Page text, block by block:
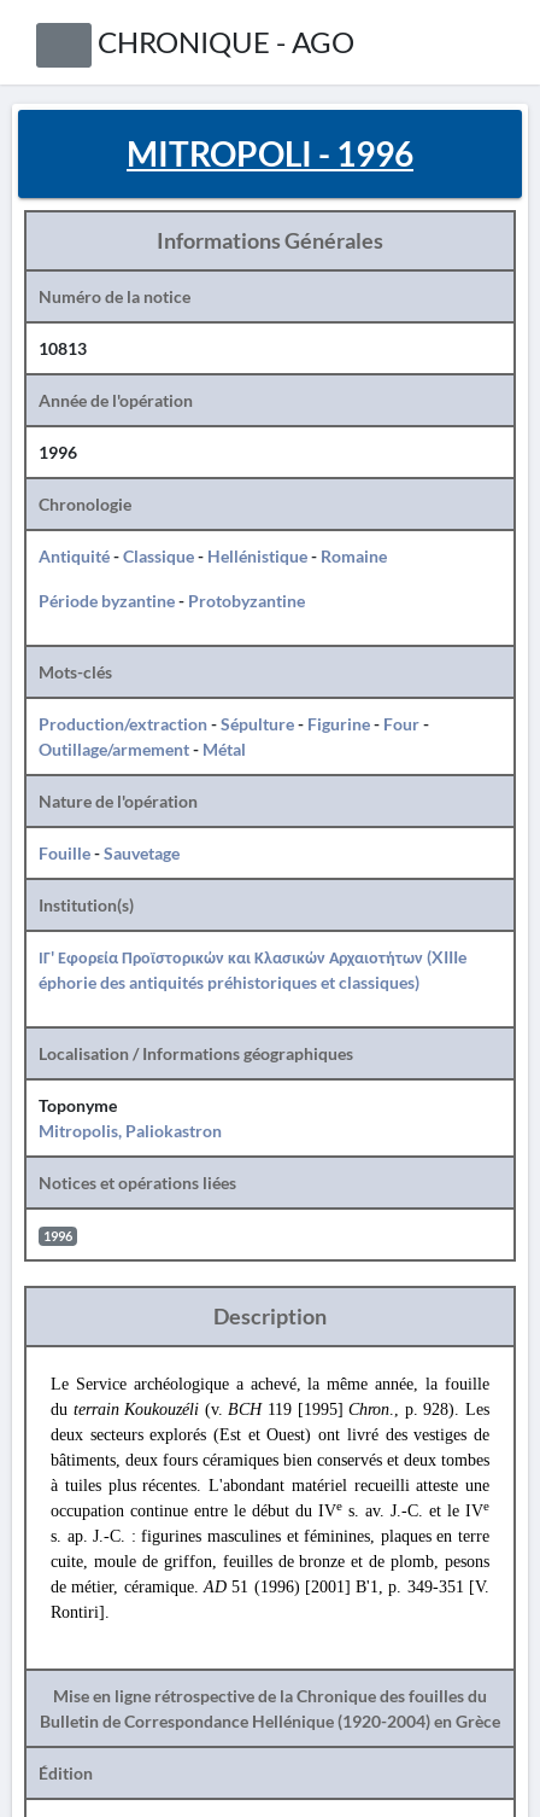
CHRONIQUE - AGO
MITROPOLI - 1996
Informations Générales
Numéro de la notice
10813
Année de l'opération
1996
Chronologie
Antiquité-Classique- Hellénistique- Romaine
Période byzantine- Protobyzantine
Mots-clés
Production/extraction-Sépulture- Figurine- Four-
Outillage/armement- Métal
Nature de l'opération
Fouille-Sauvetage
Institution(s)
ΙΓ' Εφορεία Προϊστορικών και Κλασικών Αρχαιοτήτων (XIIIe
éphorie des antiquités préhistoriques et classiques)
Localisation / Informations géographiques
Toponyme
Mitropolis, Paliokastron
Notices et opérations liées
1996
Description
Le Service archéologique a achevé, la même année, la fouille
du terrain Koukouzéli (v.BCH 119 [1995]Chron., p. 928). Les
deux secteurs explorés (Est et Ouest) ont livré des vestiges de
bâtiments, deux fours céramiques bien conservés et deux tombes
à tuiles plus récentes. L'abondant matériel recueilli atteste une
occupation continue entre le début du IVe s. av. J.-C. et le IVe
s. ap. J.-C. : figurines masculines et féminines, plaques en terre
cuite, moule de griffon, feuilles de bronze et de plomb, pesons
de métier, céramique.AD51 (1996) [2001] Β'1, p. 349-351 [V.
Rontiri].
Mise en ligne rétrospective de la Chronique des fouilles du
Bulletin de Correspondance Hellénique (1920-2004) en Grèce
Édition